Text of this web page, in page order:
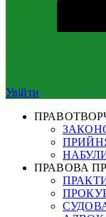
Увійти
ПРАВОВА